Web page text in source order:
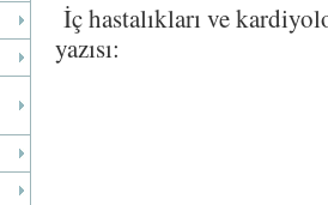
İç hastalıkları ve
yazısı: